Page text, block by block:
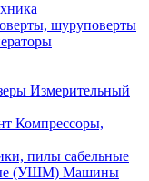
шуруповерты
Измерительный
Компрессоры,
пилы сабельные
Машины